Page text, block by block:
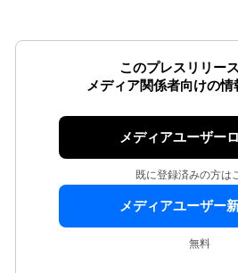
このプレスリリース
メディア関係者向けの
メディアユーザー
既に登録済みの方は
メディアユーザー
無料